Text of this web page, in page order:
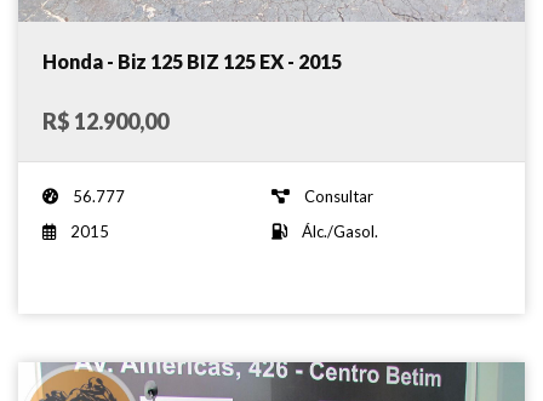
Honda - Biz 125 BIZ 125 EX - 2015
R$ 12.900,00
56.777
Consultar
2015
Álc./Gasol.